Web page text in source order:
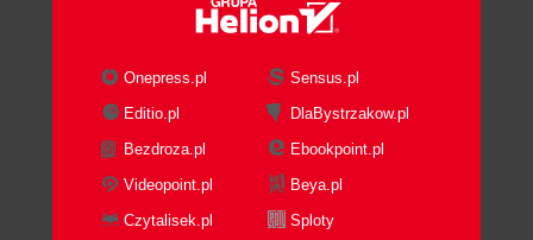
Onepress.pl
Sensus.pl
Editio.pl
DlaBystrzakow.pl
Bezdroza.pl
Ebookpoint.pl
Videopoint.pl
Beya.pl
Czytalisek.pl
Sploty